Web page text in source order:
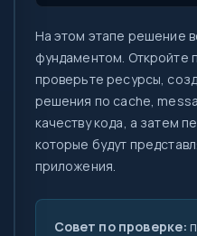
На этом этапе решение
фундаментом. Откройте
проверьте ресурсы,
решения по cache,
качеству кода, а затем
которые будут
приложения.
Совет по проверке: